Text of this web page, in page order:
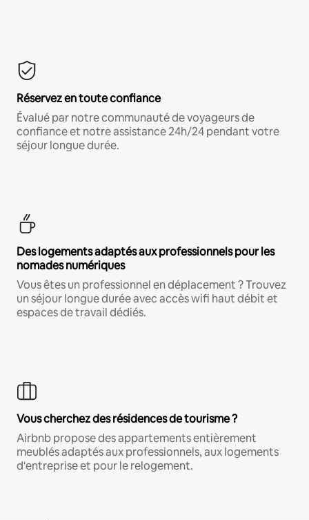
Réservez en toute confiance
Évalué par notre communauté de voyageurs de
confiance et notre assistance 24h/24 pendant votre
séjour longue durée.
Des logements adaptés aux professionnels pour les
nomades numériques
Vous êtes un professionnel en déplacement ? Trouvez
un séjour longue durée avec accès wifi haut débit et
espaces de travail dédiés.
Vous cherchez des résidences de tourisme ?
Airbnb propose des appartements entièrement
meublés adaptés aux professionnels, aux logements
d'entreprise et pour le relogement.